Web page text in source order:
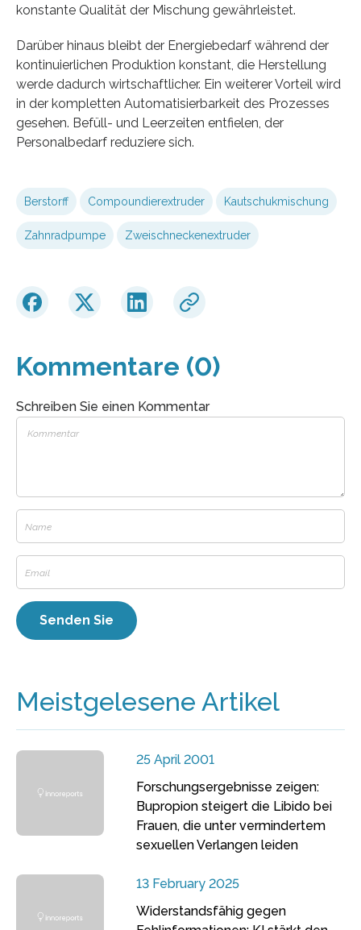
konstante Qualität der Mischung gewährleistet.
Darüber hinaus bleibt der Energiebedarf während der
kontinuierlichen Produktion konstant, die Herstellung
werde dadurch wirtschaftlicher. Ein weiterer Vorteil wird
in der kompletten Automatisierbarkeit des Prozesses
gesehen. Befüll- und Leerzeiten entfielen, der
Personalbedarf reduziere sich.
Berstorff Compoundierextruder Kautschukmischung
Zahnradpumpe Zweischneckenextruder
Kommentare (0)
Schreiben Sie einen Kommentar
Meistgelesene Artikel
25 April 2001
Forschungsergebnisse zeigen:
Bupropion steigert die Libido bei
Frauen, die unter vermindertem
sexuellen Verlangen leiden
13 February 2025
Widerstandsfähig gegen